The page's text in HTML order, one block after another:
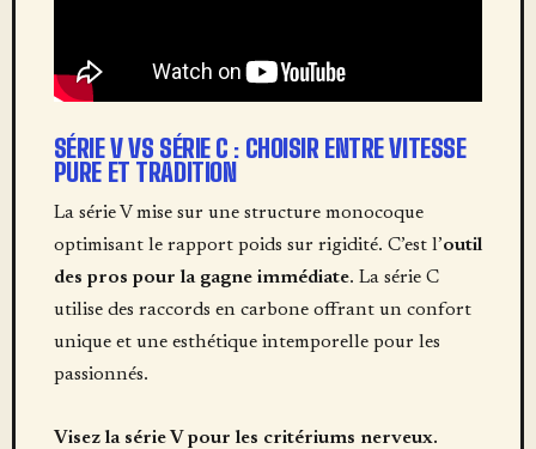
SÉRIE V VS SÉRIE C : CHOISIR ENTRE VITESSE
PURE ET TRADITION
La série V mise sur une structure monocoque
optimisant le rapport poids sur rigidité. C’est l’outil
des pros pour la gagne immédiate. La série C
utilise des raccords en carbone offrant un confort
unique et une esthétique intemporelle pour les
passionnés.
Visez la série V pour les critériums nerveux.